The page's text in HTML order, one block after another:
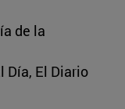
de la
Día, El Diario